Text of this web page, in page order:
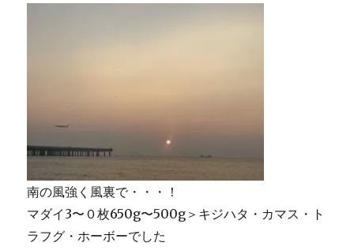
南の風強く風裏で・・・！
マダイ3〜０枚650g〜500g＞キジハタ・カマス・ト
ラフグ・ホーボーでした